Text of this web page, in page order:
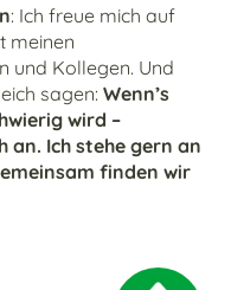
: Ich freue mich auf
meinen
und Kollegen. Und
sagen: Wenn’s
wird –
an. Ich stehe gern an
finden wir